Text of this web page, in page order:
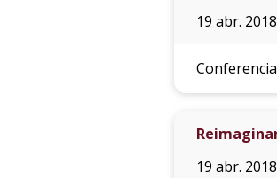
19 abr. 2018
19 abr. 2018